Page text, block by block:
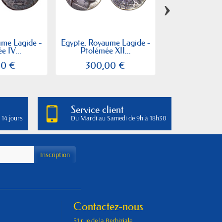
Lagide -
IV...
€
Egypte, Royaume Lagide -
Ptolémée XII...
300,00 €
›
jours
Service client
Du Mardi au Samedi de 9h à 18h30
Contactez-nous